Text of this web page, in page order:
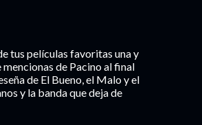
tus películas favoritas una y
mencionas de Pacino al final
de El Bueno, el Malo y el
y la banda que deja de